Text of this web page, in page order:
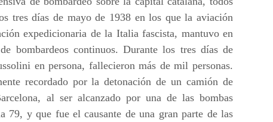
tres días de mayo de 1938 en los que la aviación
expedicionaria de la Italia fascista, mantuvo en
bombardeos continuos. Durante los tres días de
en persona, fallecieron más de mil personas.
recordado por la detonación de un camión de
al ser alcanzado por una de las bombas
79, y que fue el causante de una gran parte de las